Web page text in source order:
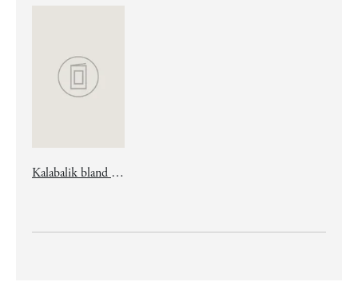
Kalabalik bland guavaträden